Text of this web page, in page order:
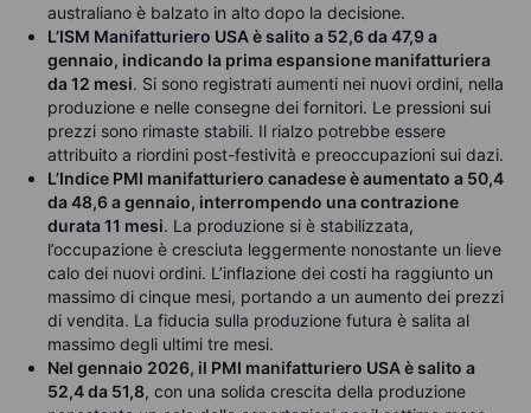
australiano è balzato in alto dopo la decisione.
L’ISM Manifatturiero USA è salito a 52,6 da 47,9 a
gennaio, indicando la prima espansione manifatturiera
da 12 mesi. Si sono registrati aumenti nei nuovi ordini, nella
produzione e nelle consegne dei fornitori. Le pressioni sui
prezzi sono rimaste stabili. Il rialzo potrebbe essere
attribuito a riordini post-festività e preoccupazioni sui dazi.
L’Indice PMI manifatturiero canadese è aumentato a 50,4
da 48,6 a gennaio, interrompendo una contrazione
durata 11 mesi. La produzione si è stabilizzata,
l’occupazione è cresciuta leggermente nonostante un lieve
calo dei nuovi ordini. L’inflazione dei costi ha raggiunto un
massimo di cinque mesi, portando a un aumento dei prezzi
di vendita. La fiducia sulla produzione futura è salita al
massimo degli ultimi tre mesi.
Nel gennaio 2026, il PMI manifatturiero USA è salito a
52,4 da 51,8, con una solida crescita della produzione